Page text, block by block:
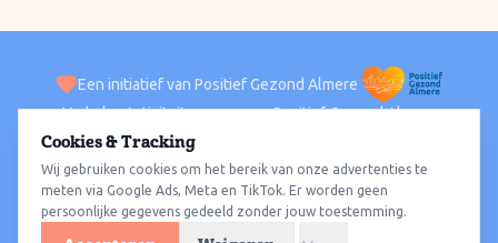
Een initiatief van Positief Gezond Almere
VerhalenActiviteiten Positief Gezond Almere
ACTIVITEITEN PER WIJK
Alle wijkenAlmere HavenAlmere StadAlmere BuitenAlmere Poort
Almere HoutAlmere OosterwoldWat te doen
Cookies & Tracking
Wij gebruiken cookies om het bereik van onze advertenties te
meten via Google Ads, Meta en TikTok. Er worden geen
persoonlijke gegevens gedeeld zonder jouw toestemming.